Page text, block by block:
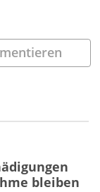
bleiben